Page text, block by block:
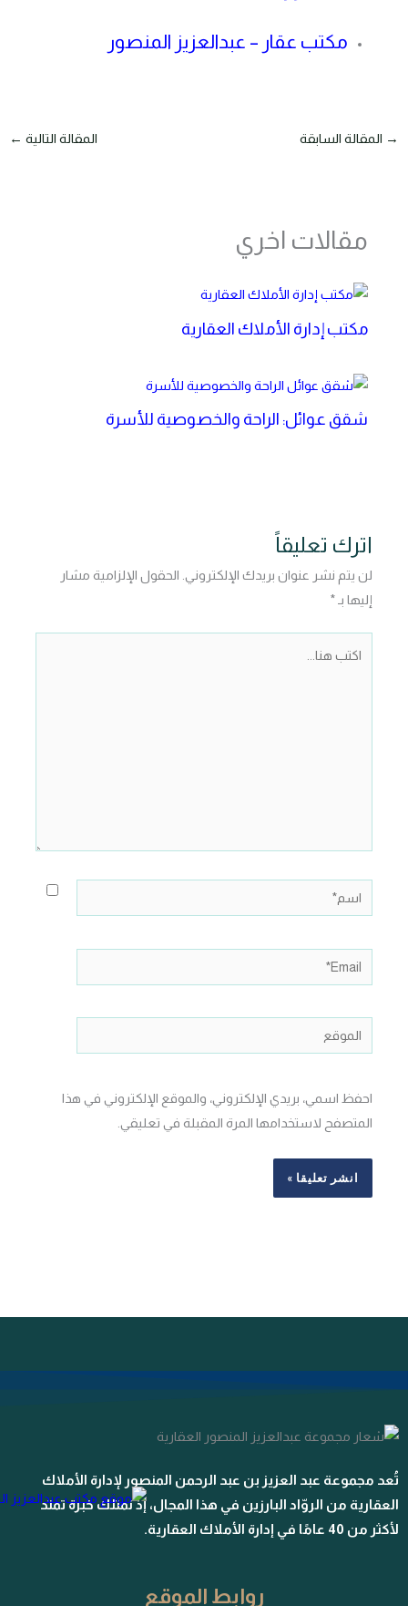
مكتب عقار – عبدالعزيز المنصور
→ المقالة السابقة المقالة التالية ←
مقالات اخري
مكتب إدارة الأملاك العقارية
شقق عوائل: الراحة والخصوصية للأسرة
اترك تعليقاً
لن يتم نشر عنوان بريدك الإلكتروني. الحقول الإلزامية مشار
إليها بـ *
اسم*
Email*
الموقع
احفظ اسمي، بريدي الإلكتروني، والموقع الإلكتروني في هذا
المتصفح لاستخدامها المرة المقبلة في تعليقي.
تُعد مجموعة عبد العزيز بن عبد الرحمن المنصور لإدارة الأملاك
العقارية من الروّاد البارزين في هذا المجال، إذ نمتلك خبرة تمتد
لأكثر من 40 عامًا في إدارة الأملاك العقارية.
روابط الموقع